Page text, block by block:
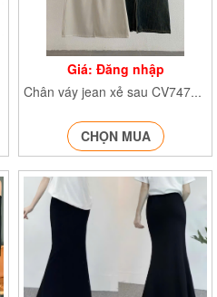
Giá: Đăng nhập
Chân váy jean xẻ sau CV7472 CV7475
CHỌN MUA